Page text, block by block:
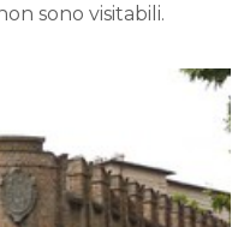
sono visitabili.